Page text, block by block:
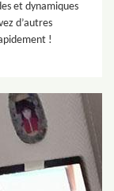
et dynamiques
d’autres
!